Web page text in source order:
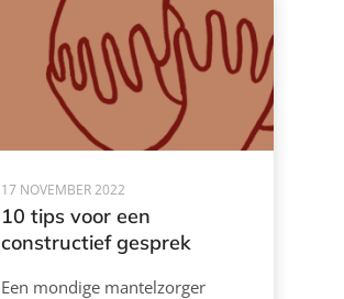
17 NOVEMBER 2022
10 tips voor een
constructief gesprek
Een mondige mantelzorger